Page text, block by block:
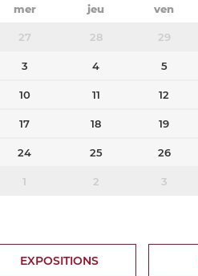
mer jeu ven
27 28 29
3 4 5
10 11 12
17 18 19
24 25 26
1 2 3
EXPOSITIONS